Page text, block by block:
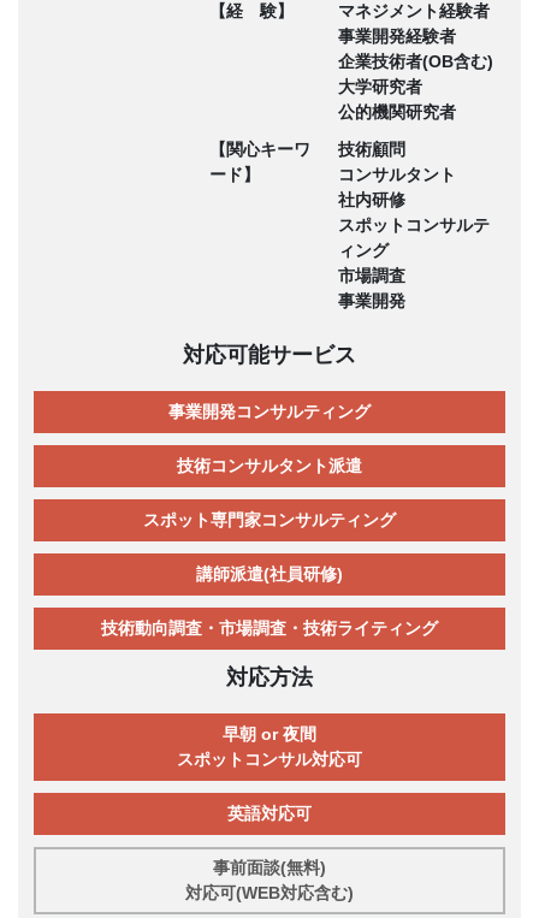
【経 験】
マネジメント経験者
事業開発経験者
企業技術者(OB含む)
大学研究者
公的機関研究者
【関心キーワ
ード】
技術顧問
コンサルタント
社内研修
スポットコンサルテ
ィング
市場調査
事業開発
対応可能サービス
事業開発コンサルティング
技術コンサルタント派遣
スポット専門家コンサルティング
講師派遣(社員研修)
技術動向調査・市場調査・技術ライティング
対応方法
早朝 or 夜間
スポットコンサル対応可
英語対応可
事前面談(無料)
対応可(WEB対応含む)